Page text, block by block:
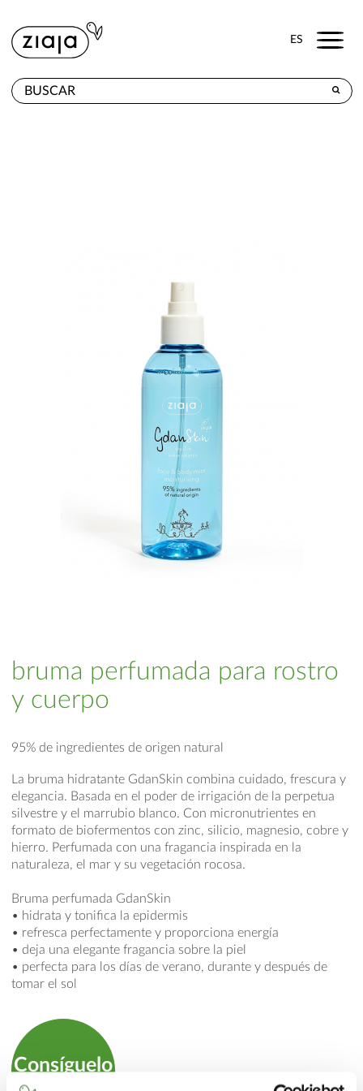
ES Menu
bruma perfumada para rostro
y cuerpo
95% de ingredientes de origen natural
La bruma hidratante GdanSkin combina cuidado, frescura y
elegancia. Basada en el poder de irrigación de la perpetua
silvestre y el marrubio blanco. Con micronutrientes en
formato de biofermentos con zinc, silicio, magnesio, cobre y
hierro. Perfumada con una fragancia inspirada en la
naturaleza, el mar y su vegetación rocosa.
Bruma perfumada GdanSkin
• hidrata y tonifica la epidermis
• refresca perfectamente y proporciona energía
• deja una elegante fragancia sobre la piel
• perfecta para los días de verano, durante y después de
tomar el sol
Consíguelo